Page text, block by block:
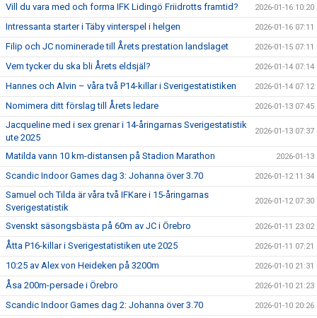
Vill du vara med och forma IFK Lidingö Friidrotts framtid? 2026-01-16 10:20
Intressanta starter i Täby vinterspel i helgen 2026-01-16 07:11
Filip och JC nominerade till Årets prestation landslaget 2026-01-15 07:11
Vem tycker du ska bli Årets eldsjäl? 2026-01-14 07:14
Hannes och Alvin – våra två P14-killar i Sverigestatistiken 2026-01-14 07:12
Nomimera ditt förslag till Årets ledare 2026-01-13 07:45
Jacqueline med i sex grenar i 14-åringarnas Sverigestatistik
ute 2025
2026-01-13 07:37
Matilda vann 10 km-distansen på Stadion Marathon 2026-01-13
Scandic Indoor Games dag 3: Johanna över 3.70 2026-01-12 11:34
Samuel och Tilda är våra två IFKare i 15-åringarnas
Sverigestatistik
2026-01-12 07:30
Svenskt säsongsbästa på 60m av JC i Örebro 2026-01-11 23:02
Åtta P16-killar i Sverigestatistiken ute 2025 2026-01-11 07:21
10:25 av Alex von Heideken på 3200m 2026-01-10 21:31
Åsa 200m-persade i Örebro 2026-01-10 21:23
Scandic Indoor Games dag 2: Johanna över 3.70 2026-01-10 20:26